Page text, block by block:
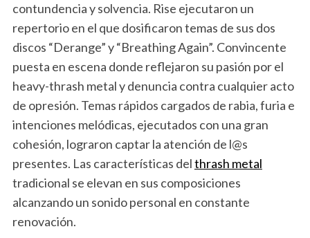
contundencia y solvencia. Rise ejecutaron un
repertorio en el que dosificaron temas de sus dos
discos “Derange” y “Breathing Again”. Convincente
puesta en escena donde reflejaron su pasión por el
heavy-thrash metal y denuncia contra cualquier acto
de opresión. Temas rápidos cargados de rabia, furia e
intenciones melódicas, ejecutados con una gran
cohesión, lograron captar la atención de l@s
presentes. Las características delthrash metal
tradicional se elevan en sus composiciones
alcanzando un sonido personal en constante
renovación.